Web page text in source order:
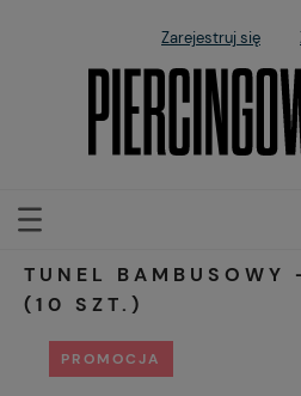
Zarejestruj się
TUNEL BAMBUSOWY
(10 SZT.)
PROMOCJA